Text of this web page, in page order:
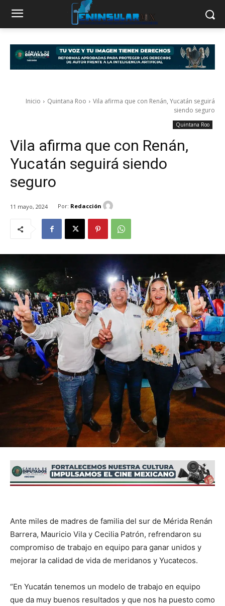
Inicio Quintana Roo
Vila afirma que con Renán, Yucatán seguirá
siendo seguro
Quintana Roo
Vila afirma que con Renán,
Yucatán seguirá siendo
seguro
11 mayo, 2024 Por: Redacción
Ante miles de madres de familia del sur de Mérida Renán
Barrera, Mauricio Vila y Cecilia Patrón, refrendaron su
compromiso de trabajo en equipo para ganar unidos y
mejorar la calidad de vida de meridanos y Yucatecos.
“En Yucatán tenemos un modelo de trabajo en equipo
que da muy buenos resultados y que nos ha puesto como